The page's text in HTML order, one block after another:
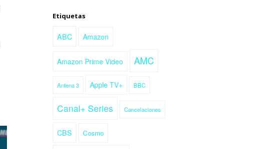
Etiquetas
ABC Amazon
Amazon Prime Video AMC
Antena 3 Apple TV+ BBC
Canal+ Series Cancelaciones
CBS Cosmo